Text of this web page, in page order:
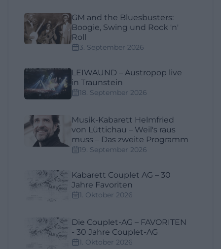
GM and the Bluesbusters:
Boogie, Swing und Rock 'n'
Roll
3. September 2026
LEIWAUND – Austropop live
in Traunstein
18. September 2026
Musik-Kabarett Helmfried
von Lüttichau – Weil's raus
muss – Das zweite Programm
19. September 2026
Kabarett Couplet AG – 30
Jahre Favoriten
1. Oktober 2026
Die Couplet-AG – FAVORITEN
- 30 Jahre Couplet-AG
1. Oktober 2026